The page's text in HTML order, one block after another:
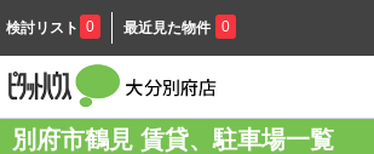
検討リスト 0 最近見た物件 0
別府市鶴見 賃貸、駐車場一覧